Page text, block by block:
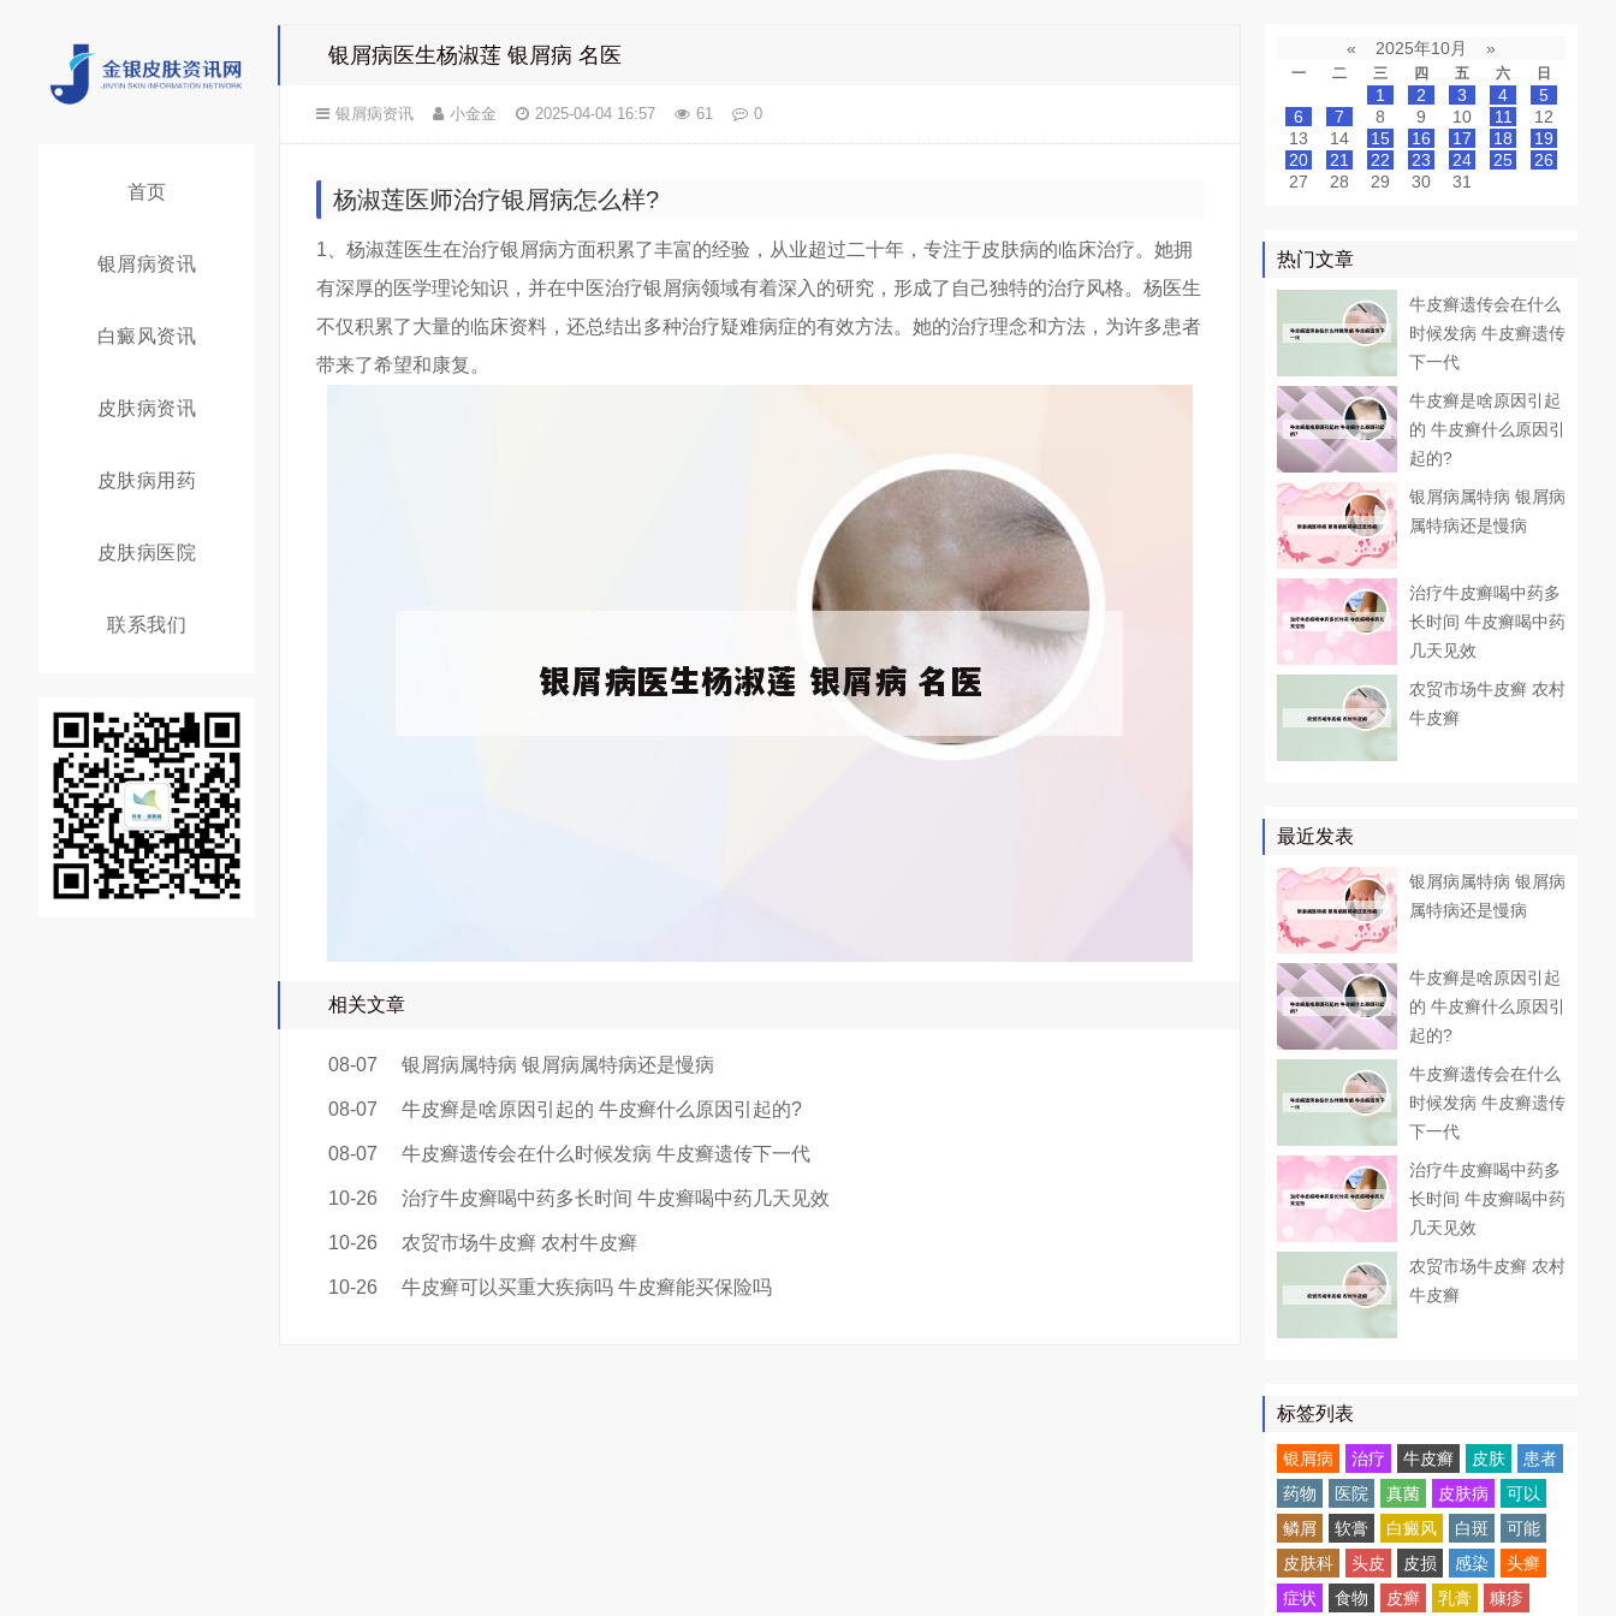
首页
银屑病资讯
白癜风资讯
皮肤病资讯
皮肤病用药
皮肤病医院
联系我们
银屑病医生杨淑莲 银屑病 名医
银屑病资讯 小金金 2025-04-04 16:57 61 0
杨淑莲医师治疗银屑病怎么样?
1、杨淑莲医生在治疗银屑病方面积累了丰富的经验，从业超过二十年，专注于皮肤病的临床治疗。她拥
有深厚的医学理论知识，并在中医治疗银屑病领域有着深入的研究，形成了自己独特的治疗风格。杨医生
不仅积累了大量的临床资料，还总结出多种治疗疑难病症的有效方法。她的治疗理念和方法，为许多患者
带来了希望和康复。
相关文章
08-07 银屑病属特病 银屑病属特病还是慢病
08-07 牛皮癣是啥原因引起的 牛皮癣什么原因引起的?
08-07 牛皮癣遗传会在什么时候发病 牛皮癣遗传下一代
10-26 治疗牛皮癣喝中药多长时间 牛皮癣喝中药几天见效
10-26 农贸市场牛皮癣 农村牛皮癣
10-26 牛皮癣可以买重大疾病吗 牛皮癣能买保险吗
« 2025年10月 »
一 二 三 四 五 六 日
1 2 3 4
5
6
7 8 9 10 11
12
13
14 15 16 17 18
19
20
21 22 23 24 25
26
27
28 29 30 31
热门文章
牛皮癣遗传会在什么
时候发病 牛皮癣遗传
下一代
牛皮癣是啥原因引起
的 牛皮癣什么原因引
起的?
银屑病属特病 银屑病
属特病还是慢病
治疗牛皮癣喝中药多
长时间 牛皮癣喝中药
几天见效
农贸市场牛皮癣 农村
牛皮癣
最近发表
银屑病属特病 银屑病
属特病还是慢病
牛皮癣是啥原因引起
的 牛皮癣什么原因引
起的?
牛皮癣遗传会在什么
时候发病 牛皮癣遗传
下一代
治疗牛皮癣喝中药多
长时间 牛皮癣喝中药
几天见效
农贸市场牛皮癣 农村
牛皮癣
标签列表
银屑病 治疗 牛皮癣 皮肤
患者
药物
医院 真菌 皮肤病
可以
鳞屑
软膏 白癜风 白斑
可能
皮肤科
头皮 皮损 感染
头癣
症状
食物 皮癣 乳膏 糠疹